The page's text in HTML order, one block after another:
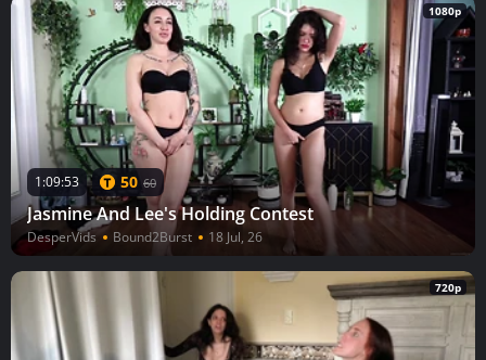
1080p
1:09:53 50 60
Jasmine And Lee's Holding Contest
DesperVids Bound2Burst 18 Jul, 26
720p